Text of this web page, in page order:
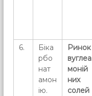
6.
Біка
рбо
нат
амон
ію.
Ринок
вуглеа
моній
них
солей